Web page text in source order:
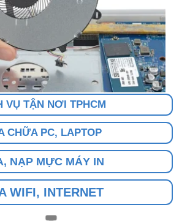
VỤ TẬN NƠI TPHCM
CHỮA PC, LAPTOP
NẠP MỰC MÁY IN
WIFI, INTERNET